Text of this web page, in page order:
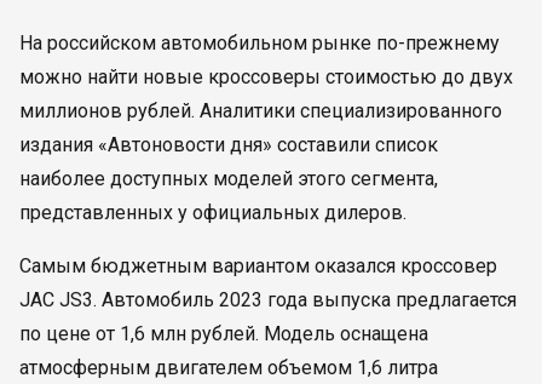
На российском автомобильном рынке по-прежнему
можно найти новые кроссоверы стоимостью до двух
миллионов рублей. Аналитики специализированного
издания «Автоновости дня» составили список
наиболее доступных моделей этого сегмента,
представленных у официальных дилеров.
Самым бюджетным вариантом оказался кроссовер
JAC JS3. Автомобиль 2023 года выпуска предлагается
по цене от 1,6 млн рублей. Модель оснащена
атмосферным двигателем объемом 1,6 литра